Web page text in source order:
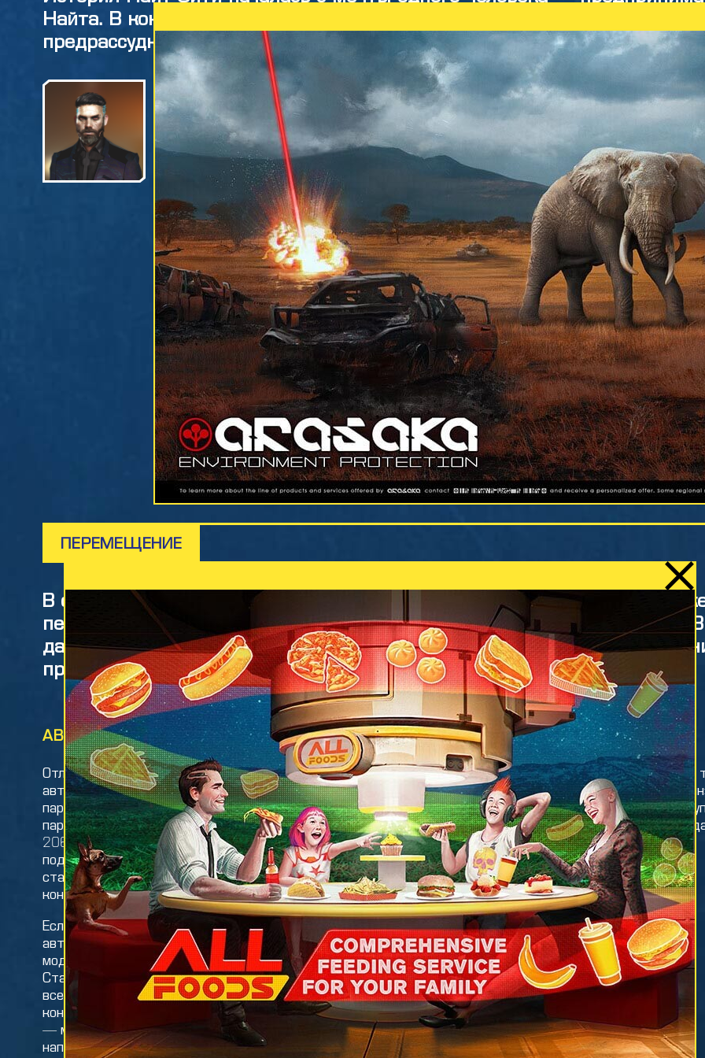
Найта. В конце XX века Найт задумал построить город будущего,
предрассудков и не ограниченный бессмысленными запретами.
Заручившись поддержкой трёх крупнейших мировых
корпораций, Найт начал строить свой идеальный город в
заливе Коронадо. Когда Соединённые Штаты Америки
начали распадаться, предприниматели и инвесторы
потянулись в мегаполис будущего, который развивался
небывалыми темпами.
Влиятельное антирыночное лобби и завистники Найта
делали всё, чтобы сорвать его планы. Это противостояние
закончилось тем, что визионер был убит неизвестными в
своём собственном доме. Однако его творение продолжило
жить, уже под новым именем — в честь погибшего
создателя город переименовали в Найт-Сити Город
справился с последствиями чудовищных катастроф, в том
числе ядерного взрыва на площади Корпораций, причём
сделал это без помощи трусливого национального
правительства. Стойкость Найт-Сити, успешного и
процветающего города, продолжает вдохновлять мир и по
сей день.
МЭРА
Когда я
городской
изнашивал по
неделю. Я
мегабашню за
увидел и ещё
итоге решил,
пять пальцев.
Когда мне
ясно, как
каждой
знал. Мне даже
сюрприз вам,
славного
часть его тайн
самим.
ПЕРЕМЕЩЕНИЕ
В отличие от большинства современных мегаполисов, Найт-Сити
пешеходам — вы можете дойти пешком практически в любое место.
далеко не самый быстрый, безопасный и стильный способ
предлагаем альтернативы.
АВТОМОБИЛИ
Отличная новость для
автовладельцев: вы можете
парковаться где угодно. От платных
парковок власти отказались ещё в
2060-х, отчасти из-за нападений на
подрядчиков, работавших со
стартапом «Как часы», который
контролировал оплату парковок.
Если вы хотите приобрести
автомобиль, в салонах найдутся
модели на любой вкус и кошелёк.
Станции CHOOH2 расположены по
всему городу, а качество их услуг
контролирует отраслевая комиссия
— мошенники больше не смогут
наполнить ваш бак сладкой водой.
МОСТ
МОСТ (Макросистема
общественного скоростного
транспорта) — пожалуй, лучший
способ перемещения по городу.
МОСТ перевозит тысячи людей
ежедневно: во-первых, проезд стоит
сравнительно недорого, а во-вторых,
станции макросистемы есть почти в
каждом уголке Найт-Сити, поэтому
те, у кого нет денег на такси, всегда
смогут доехать до дома, где бы он
ни находился.
ТАКСИ
Мы рекомендуем
службу
автомобили под
доставят вас
разумную плату.